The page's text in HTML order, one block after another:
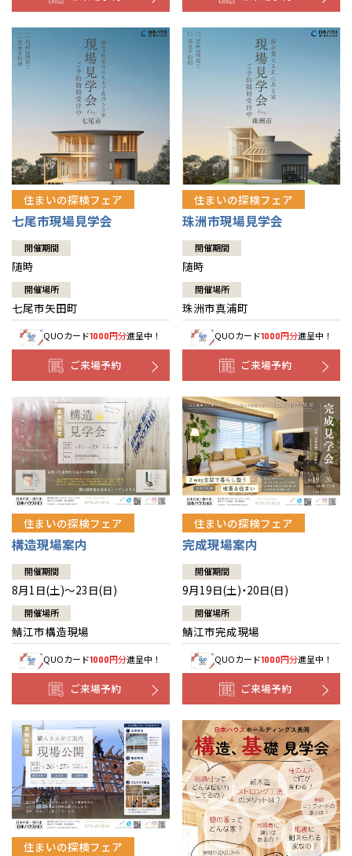
住まいの探検フェア
七尾市現場見学会
開催期間
随時
開催場所
七尾市矢田町
QUOカード1000円分進呈中！
ご来場予約
住まいの探検フェア
珠洲市現場見学会
開催期間
随時
開催場所
珠洲市真浦町
QUOカード1000円分進呈中！
ご来場予約
住まいの探検フェア
構造現場案内
開催期間
8月1日(土)～23日(日)
開催場所
鯖江市構造現場
QUOカード1000円分進呈中！
ご来場予約
住まいの探検フェア
完成現場案内
開催期間
9月19日(土)・20日(日)
開催場所
鯖江市完成現場
QUOカード1000円分進呈中！
ご来場予約
住まいの探検フェア